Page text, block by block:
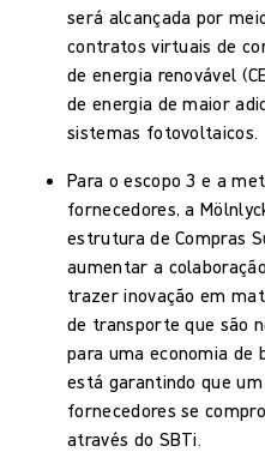
será alcançada por
contratos virtuais de
de energia renovável
de energia de maior
sistemas fotovoltaicos.
Para o escopo 3 e a
fornecedores, a
estrutura de Compras
aumentar a
trazer inovação em
de transporte que são
para uma economia de
está garantindo que
fornecedores se
através do SBTi.